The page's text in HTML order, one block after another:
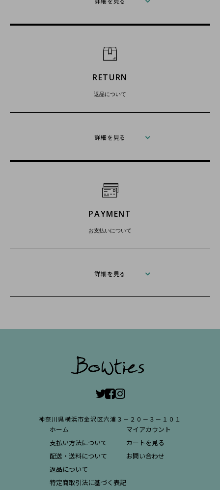
RETURN
返品について
詳細を見る
PAYMENT
お支払いについて
詳細を見る
神奈川県横浜市金沢区六浦３－２０－３－１０１
ホーム
支払い方法について
配送・送料について
返品について
特定商取引法に基づく表記
マイアカウント
カートを見る
お問い合わせ